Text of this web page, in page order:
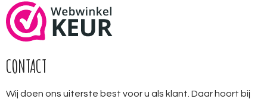
CONTACT
Wij doen ons uiterste best voor u als klant. Daar hoort bij